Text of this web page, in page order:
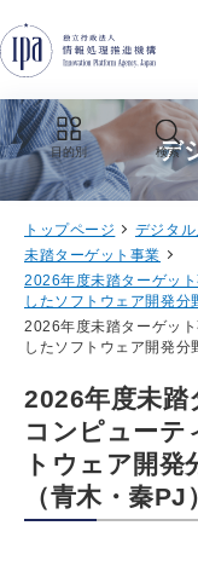
目的別 検索
デ
トップページ デジタ
未踏ターゲット事業
2026年度未踏ターゲッ
したソフトウェア開発分
2026年度未踏ターゲッ
したソフトウェア開発分
2026年度未
コンピューテ
トウェア開
（青木・秦PJ）